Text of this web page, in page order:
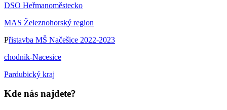
DSO Heřmanoměstecko
MAS Železnohorský region
Přistavba MŠ Načešice 2022-2023
chodnik-Nacesice
Pardubický kraj
Kde nás najdete?